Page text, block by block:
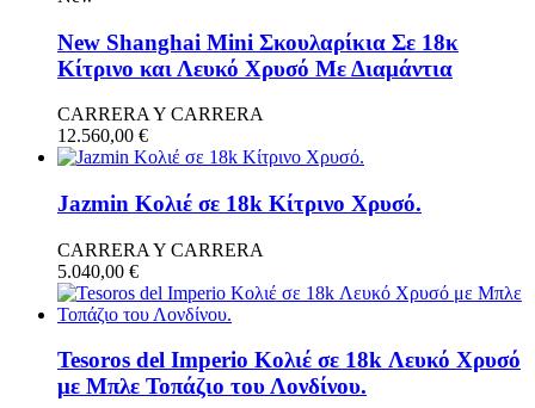
New Shanghai Mini Σκουλαρίκια Σε 18κ
Κίτρινο και Λευκό Χρυσό Με Διαμάντια
CARRERA Y CARRERA
12.560,00 €
Jazmin Κολιέ σε 18k Κίτρινο Χρυσό.
CARRERA Y CARRERA
5.040,00 €
Tesoros del Imperio Κολιέ σε 18k Λευκό Χρυσό
με Μπλε Τοπάζιο του Λονδίνου.